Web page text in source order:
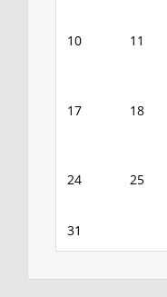
10 11
17 18
24 25
31